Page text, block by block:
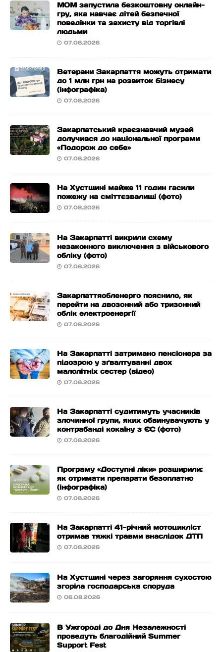
МОМ запустила безкоштовну онлайн-
гру, яка навчає дітей безпечної
поведінки та захисту від торгівлі
людьми
07.08.2026
Ветерани Закарпаття можуть отримати
до 1 млн грн на розвиток бізнесу
(інфографіка)
07.08.2026
Закарпатський краєзнавчий музей
долучився до національної програми
«Подорож до себе»
07.08.2026
На Хустщині майже 11 годин гасили
пожежу на сміттєзвалищі (фото)
07.08.2026
На Закарпатті викрили схему
незаконного виключення з військового
обліку (фото)
07.08.2026
Закарпаттяобленерго пояснило, як
перейти на двозонний або тризонний
облік електроенергії
07.08.2026
На Закарпатті затримано пенсіонера за
підозрою у зґвалтуванні двох
малолітніх сестер (відео)
07.08.2026
На Закарпатті судитимуть учасників
злочинної групи, яких обвинувачують у
контрабанді кокаїну з ЄС (фото)
07.08.2026
Програму «Доступні ліки» розширили:
як отримати препарати безоплатно
(інфографіка)
07.08.2026
На Закарпатті 41-річний мотоцикліст
отримав тяжкі травми внаслідок ДТП
07.08.2026
На Хустщині через загоряння сухостою
згоріла господарська споруда
06.08.2026
В Ужгороді до Дня Незалежності
проведуть благодійний Summer
Support Fest